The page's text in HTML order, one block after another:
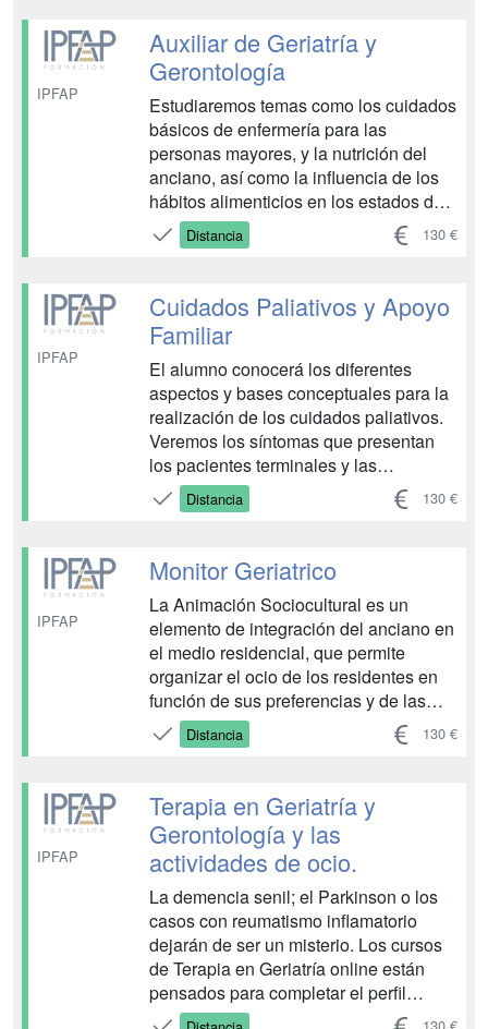
acciones de emergencia para reducir
los efectos de las lesiones y esta...
IPFAP
Auxiliar de Geriatría y
Gerontología
Estudiaremos temas como los cuidados
básicos de enfermería para las
personas mayores, y la nutrición del
anciano, así como la influencia de los
hábitos alimenticios en los estados de
salud y sus dietas terapéuticas.
Conoceremos y veremos un bloque
saneamiento dentro del medio
sanitario, además de la habitación ho...
Distancia 130 €
IPFAP
Cuidados Paliativos y Apoyo
Familiar
El alumno conocerá los diferentes
aspectos y bases conceptuales para la
realización de los cuidados paliativos.
Veremos los síntomas que presentan
los pacientes terminales y las
atenciones de las que debemos
precisar para una correcta ayuda, para
posible dentro de sus posibilidades.
Estudiaremos los criterios de...
Distancia 130 €
IPFAP
Monitor Geriatrico
La Animación Sociocultural es un
elemento de integración del anciano en
el medio residencial, que permite
organizar el ocio de los residentes en
función de sus preferencias y de las
necesidades que desde la institución
se detectan. los objetivos que nos
este curso y con los que buscamos a
través de la metodo...
Distancia 130 €
IPFAP
Terapia en Geriatría y
Gerontología y las
actividades de ocio.
La demencia senil; el Parkinson o los
casos con reumatismo inflamatorio
dejarán de ser un misterio. Los cursos
de Terapia en Geriatría online están
pensados para completar el perfil
profesional del Terapeuta o como
130 €